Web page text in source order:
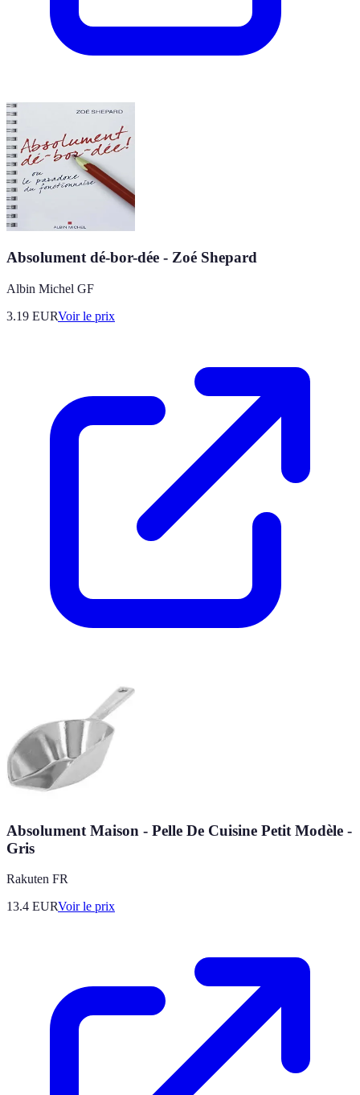
Absolument dé-bor-dée - Zoé Shepard
Albin Michel GF
3.19 EURVoir le prix
Absolument Maison - Pelle De Cuisine Petit Modèle -
Gris
Rakuten FR
13.4 EURVoir le prix